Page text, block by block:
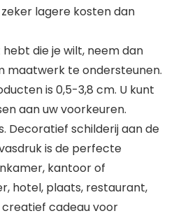
lagere kosten dan
die je wilt, neem dan
maatwerk te ondersteunen.
is 0,5-3,8 cm. U kunt
aan uw voorkeuren.
Decoratief schilderij aan de
is de perfecte
kantoor of
hotel, plaats, restaurant,
creatief cadeau voor